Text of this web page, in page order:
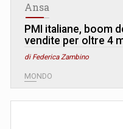
Ansa
PMI italiane, boom
vendite per oltre 4
di Federica Zambino
MONDO